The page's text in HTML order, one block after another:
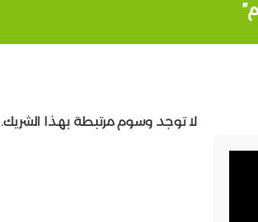
لا توجد وسوم مرتبطة بهذا الشريك.